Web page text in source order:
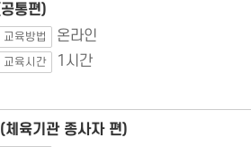
통편)
교육방법 온라인
교육시간 1시간
육기관 종사자 편)